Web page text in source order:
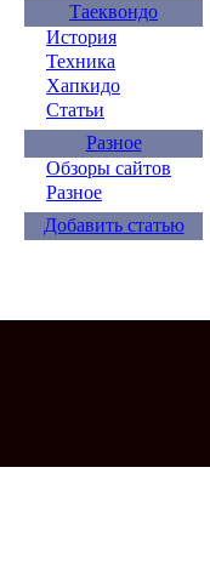
Таеквондо
История
Техника
Хапкидо
Статьи
Разное
Обзоры сайтов
Разное
Добавить статью